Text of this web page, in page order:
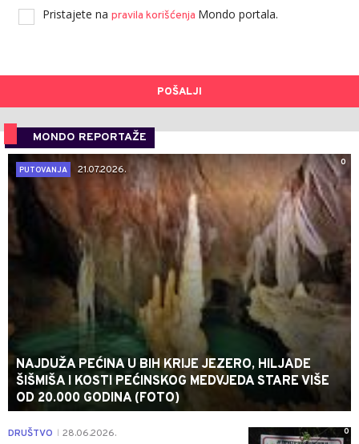
Pristajete na pravila korišćenja Mondo portala.
POŠALJI
MONDO REPORTAŽE
0
PUTOVANJA
21.07.2026.
NAJDUŽA PEĆINA U BIH KRIJE JEZERO, HILJADE
ŠIŠMIŠA I KOSTI PEĆINSKOG MEDVJEDA STARE VIŠE
OD 20.000 GODINA (FOTO)
0
DRUŠTVO 28.06.2026.